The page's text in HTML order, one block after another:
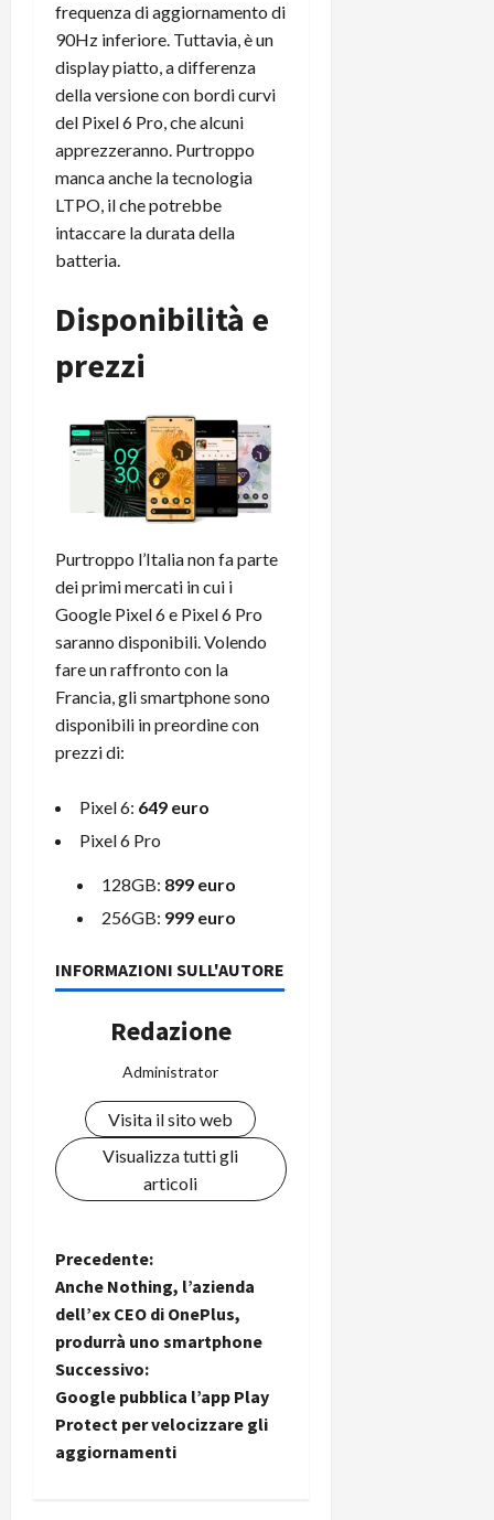
frequenza di aggiornamento di
90Hz inferiore. Tuttavia, è un
display piatto, a differenza
della versione con bordi curvi
del Pixel 6 Pro, che alcuni
apprezzeranno. Purtroppo
manca anche la tecnologia
LTPO, il che potrebbe
intaccare la durata della
batteria.
Disponibilità e
prezzi
Purtroppo l’Italia non fa parte
dei primi mercati in cui i
Google Pixel 6 e Pixel 6 Pro
saranno disponibili. Volendo
fare un raffronto con la
Francia, gli smartphone sono
disponibili in preordine con
prezzi di:
Pixel 6: 649 euro
Pixel 6 Pro
128GB: 899 euro
256GB: 999 euro
INFORMAZIONI SULL'AUTORE
Redazione
Administrator
Visita il sito web
Visualizza tutti gli
articoli
N
a
v
i
g
Precedente:
Anche Nothing, l’azienda
dell’ex CEO di OnePlus,
produrrà uno smartphone
Successivo:
Google pubblica l’app Play
Protect per velocizzare gli
aggiornamenti